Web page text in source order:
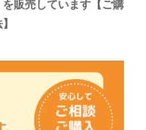
販売しています【ご購